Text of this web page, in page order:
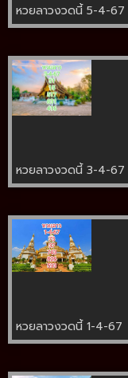
หวยลาวงวดนี้ 5-4-67
หวยลาวงวดนี้ 3-4-67
หวยลาวงวดนี้ 1-4-67